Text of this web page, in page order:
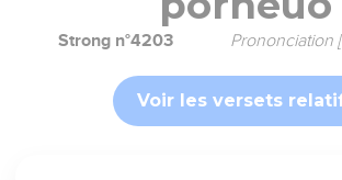
Strong n°4203 Prononciation
Voir les versets